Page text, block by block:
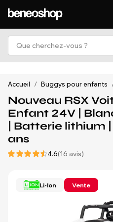
Accueil / Buggys pour enfants
Nouveau RSX
Enfant 24V |
| Batterie lithium
ans
4.6(16 avis)
Li-Ion Vente